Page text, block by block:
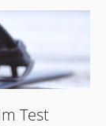
Test